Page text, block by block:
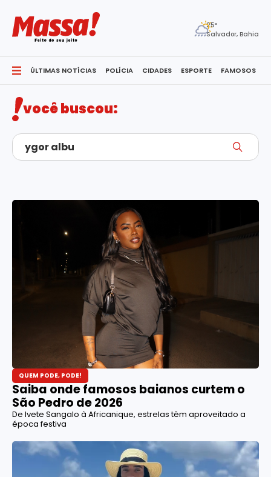
25º
Salvador, Bahia
ÚLTIMAS NOTÍCIAS POLÍCIA CIDADES ESPORTE FAMOSOS
você buscou:
QUEM PODE, PODE!
Saiba onde famosos baianos curtem o
São Pedro de 2026
De Ivete Sangalo à Africanique, estrelas têm aproveitado a
época festiva